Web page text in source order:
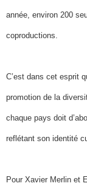
année, environ 200
coproductions.
C’est dans cet esprit
promotion de la
chaque pays doit
reflétant son identité
Pour Xavier Merlin et